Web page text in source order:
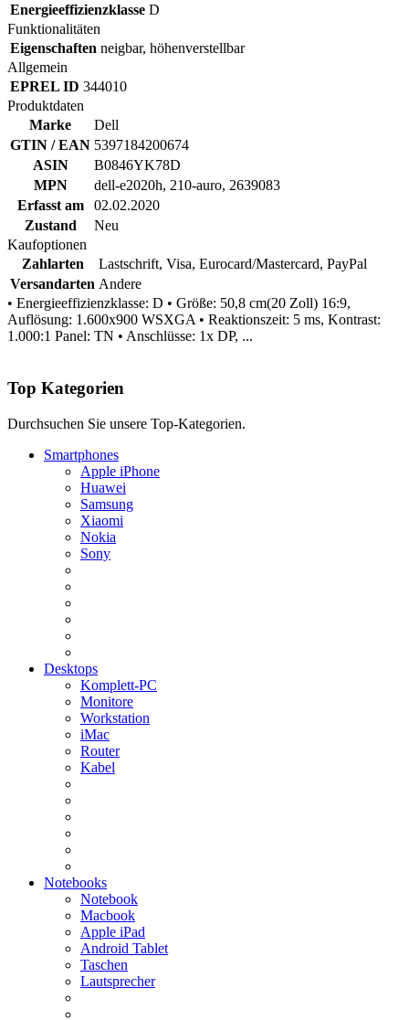
Energieeffizienzklasse D
Funktionalitäten
Eigenschaften neigbar, höhenverstellbar
Allgemein
EPREL ID 344010
Produktdaten
Marke
Dell
GTIN / EAN 5397184200674
ASIN
B0846YK78D
MPN
dell-e2020h, 210-auro, 2639083
Erfasst am
02.02.2020
Zustand
Neu
Kaufoptionen
Zahlarten
Lastschrift, Visa, Eurocard/Mastercard, PayPal
Versandarten Andere
• Energieeffizienzklasse: D • Größe: 50,8 cm(20 Zoll) 16:9,
Auflösung: 1.600x900 WSXGA • Reaktionszeit: 5 ms, Kontrast:
1.000:1 Panel: TN • Anschlüsse: 1x DP, ...
Top Kategorien
Durchsuchen Sie unsere Top-Kategorien.
Smartphones
Apple iPhone
Huawei
Samsung
Xiaomi
Nokia
Sony
Desktops
Komplett-PC
Monitore
Workstation
iMac
Router
Kabel
Notebooks
Notebook
Macbook
Apple iPad
Android Tablet
Taschen
Lautsprecher